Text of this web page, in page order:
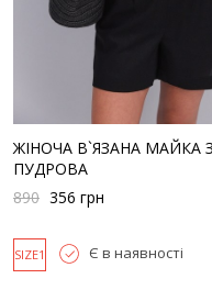
ЖІНОЧА В`ЯЗАНА МАЙКА
ПУДРОВА
890 356 грн
SIZE1 Є в наявності